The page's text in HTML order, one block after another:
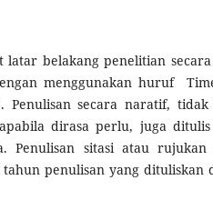
latar belakang penelitian
menggunakan huruf
Penulisan secara naratif,
dirasa perlu, juga
Penulisan sitasi atau
penulisan yang